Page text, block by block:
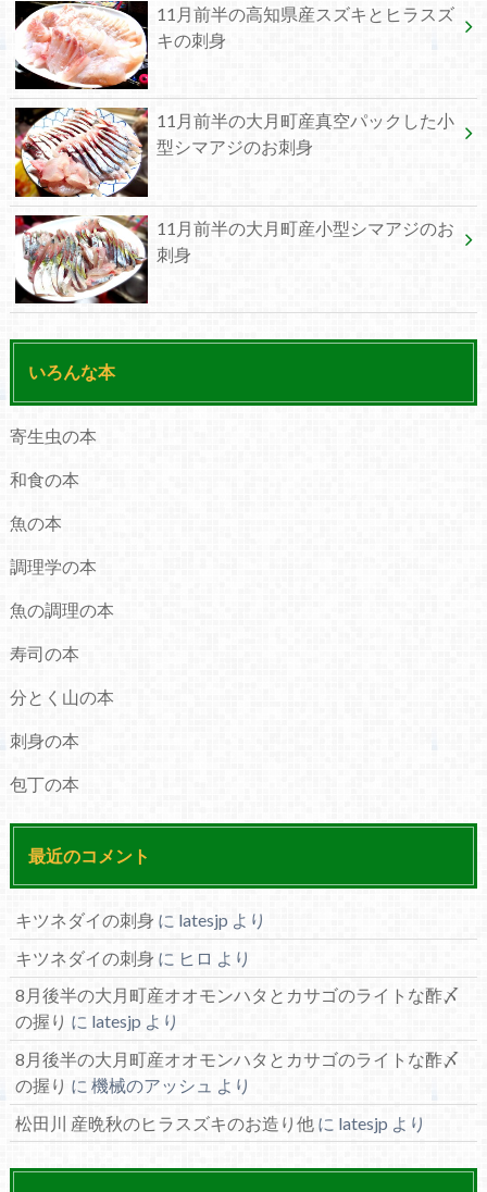
11月前半の高知県産スズキとヒラスズ
キの刺身
11月前半の大月町産真空パックした小
型シマアジのお刺身
11月前半の大月町産小型シマアジのお
刺身
いろんな本
寄生虫の本
和食の本
魚の本
調理学の本
魚の調理の本
寿司の本
分とく山の本
刺身の本
包丁の本
最近のコメント
キツネダイの刺身 に latesjp より
キツネダイの刺身 に ヒロ より
8月後半の大月町産オオモンハタとカサゴのライトな酢〆
の握り に latesjpより
8月後半の大月町産オオモンハタとカサゴのライトな酢〆
の握り に 機械のアッシュ より
松田川 産晩秋のヒラスズキのお造り他に latesjp より